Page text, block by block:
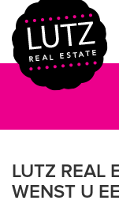
LUTZ REAL
WENST U